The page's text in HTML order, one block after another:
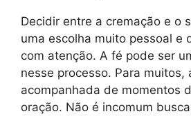
Decidir entre a cremação e o
uma escolha muito pessoal e
com atenção. A fé pode ser
nesse processo. Para muitos,
acompanhada de momentos
oração. Não é incomum